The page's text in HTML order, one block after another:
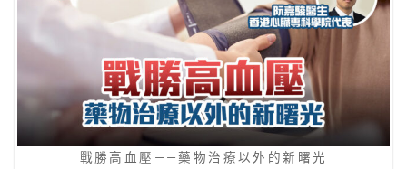
戰勝高血壓——藥物治療以外的新曙光